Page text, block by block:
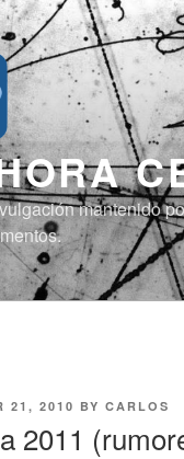
mantenido
21, 2010 BY CARLOS
2011